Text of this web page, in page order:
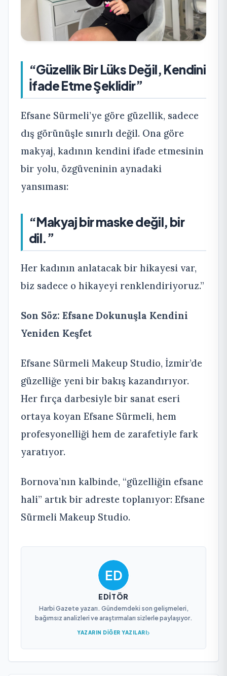
“Güzellik Bir Lüks Değil, Kendini
İfade Etme Şeklidir”
Efsane Sürmeli’ye göre güzellik, sadece
dış görünüşle sınırlı değil. Ona göre
makyaj, kadının kendini ifade etmesinin
bir yolu, özgüveninin aynadaki
yansıması:
“Makyaj bir maske değil, bir
dil.”
Her kadının anlatacak bir hikayesi var,
biz sadece o hikayeyi renklendiriyoruz.”
Son Söz: Efsane Dokunuşla Kendini
Yeniden Keşfet
Efsane Sürmeli Makeup Studio, İzmir’de
güzelliğe yeni bir bakış kazandırıyor.
Her fırça darbesiyle bir sanat eseri
ortaya koyan Efsane Sürmeli, hem
profesyonelliği hem de zarafetiyle fark
yaratıyor.
Bornova’nın kalbinde, “güzelliğin efsane
hali” artık bir adreste toplanıyor: Efsane
Sürmeli Makeup Studio.
EDITÖR
Harbi Gazete yazarı. Gündemdeki son gelişmeleri,
bağımsız analizleri ve araştırmaları sizlerle paylaşıyor.
YAZARIN DIĞER YAZILARI